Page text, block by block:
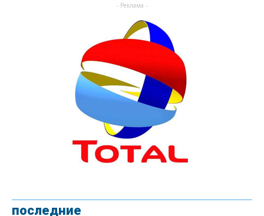
- Реклама -
последние